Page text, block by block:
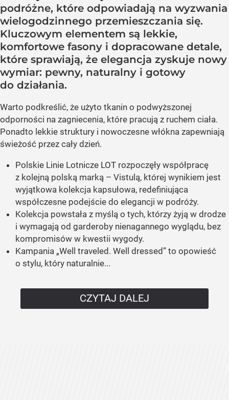
podróżne, które odpowiadają na wyzwania
wielogodzinnego przemieszczania się.
Kluczowym elementem są lekkie,
komfortowe fasony i dopracowane detale,
które sprawiają, że elegancja zyskuje nowy
wymiar: pewny, naturalny i gotowy
do działania.
Warto podkreślić, że użyto tkanin o podwyższonej
odporności na zagniecenia, które pracują z ruchem ciała.
Ponadto lekkie struktury i nowoczesne włókna zapewniają
świeżość przez cały dzień.
Polskie Linie Lotnicze LOT rozpoczęły współpracę
z kolejną polską marką – Vistulą, której wynikiem jest
wyjątkowa kolekcja kapsułowa, redefiniująca
współczesne podejście do elegancji w podróży.
Kolekcja powstała z myślą o tych, którzy żyją w drodze
i wymagają od garderoby nienagannego wyglądu, bez
kompromisów w kwestii wygody.
Kampania „Well traveled. Well dressed” to opowieść
o stylu, który naturalnie...
CZYTAJ DALEJ